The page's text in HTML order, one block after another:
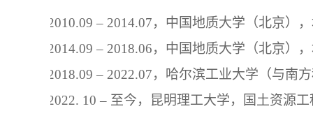
2010.09 ‒ 2014.07， 中国地质大学（北京）
2014.09 ‒ 2018.06， 中国地质大学（北京） ，
2018.09 ‒ 2022.07， 哈尔滨工业大学（与南
2022. 10 ‒ 至今，昆明理工大学，国土资源